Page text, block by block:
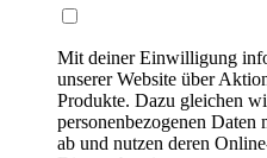
Mit deiner Einwilligung
unserer Website über
Produkte. Dazu gleichen
personenbezogenen
ab und nutzen deren